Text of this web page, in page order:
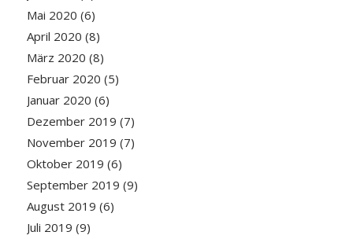
Mai 2020 (6)
April 2020 (8)
März 2020 (8)
Februar 2020 (5)
Januar 2020 (6)
Dezember 2019 (7)
November 2019 (7)
Oktober 2019 (6)
September 2019 (9)
August 2019 (6)
Juli 2019 (9)